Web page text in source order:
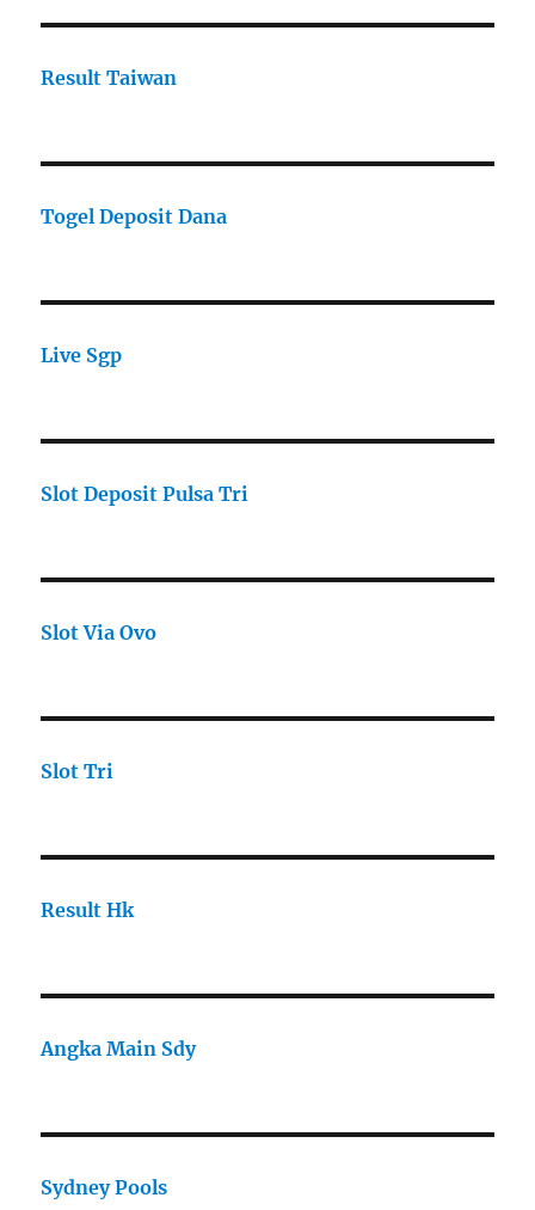
Result Taiwan
Togel Deposit Dana
Live Sgp
Slot Deposit Pulsa Tri
Slot Via Ovo
Slot Tri
Result Hk
Angka Main Sdy
Sydney Pools